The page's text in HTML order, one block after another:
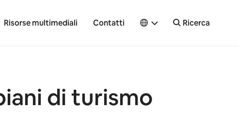
Risorse multimediali Contatti Ricerca
di turismo